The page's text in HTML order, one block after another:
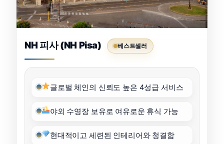
NH 피사 (NH Pisa) 베스트셀러
글로벌 체인의 신뢰도 높은 4성급 서비스
야외 수영장 보유로 여유로운 휴식 가능
현대적이고 세련된 인테리어와 청결함